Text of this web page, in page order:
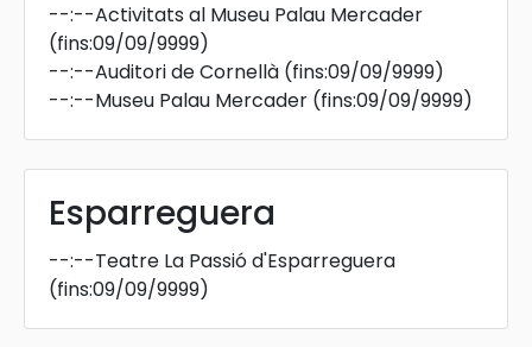
--:--Activitats al Museu Palau Mercader
(fins:09/09/9999)
--:--Auditori de Cornellà (fins:09/09/9999)
--:--Museu Palau Mercader (fins:09/09/9999)
Esparreguera
--:--Teatre La Passió d'Esparreguera
(fins:09/09/9999)